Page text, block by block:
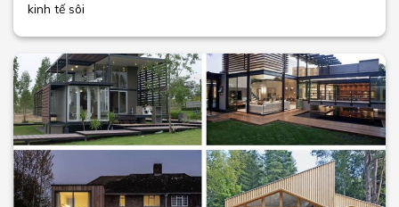
kinh tế sôi